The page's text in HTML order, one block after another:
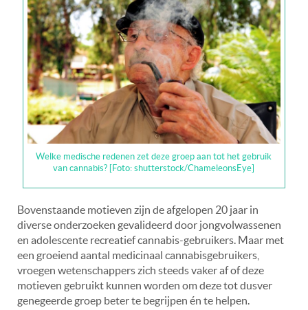
Welke medische redenen zet deze groep aan tot het gebruik
van cannabis? [Foto: shutterstock/ChameleonsEye]
Bovenstaande motieven zijn de afgelopen 20 jaar in
diverse onderzoeken gevalideerd door jongvolwassenen
en adolescente recreatief cannabis-gebruikers. Maar met
een groeiend aantal medicinaal cannabisgebruikers,
vroegen wetenschappers zich steeds vaker af of deze
motieven gebruikt kunnen worden om deze tot dusver
genegeerde groep beter te begrijpen én te helpen.